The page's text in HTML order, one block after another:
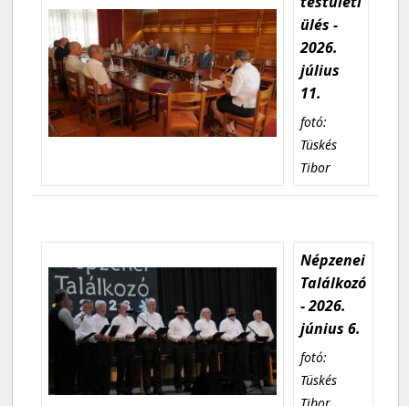
ülés -
2026.
július
11.
fotó:
Tüskés
Tibor
Népzenei
Találkozó
- 2026.
június 6.
fotó:
Tüskés